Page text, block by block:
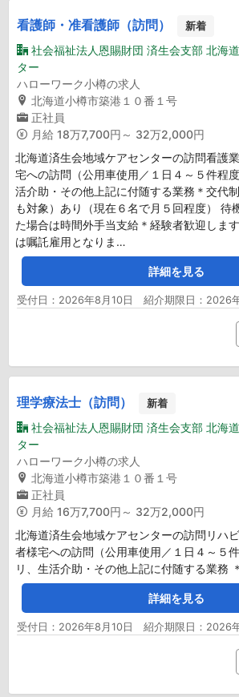
看護師・准看護師（訪問） 新着
社会福祉法人恩賜財団 済生会支部 北海
ター
ハローワーク小樽の求人
北海道小樽市築港１０番１号
正社員
月給 18万7,700円～ 32万2,000円
北海道済生会地域ケアセンターの訪問看護
宅への訪問（公用車使用／１日４～５件程
活介助・その他上記に付随する業務＊交代
も対象）あり（現在６名で月５回程度） 待
た場合は時間外手当支給＊経験者歓迎しま
は嘱託雇用となりま…
詳細を見る
受付日：2026年8月10日 紹介期限日：2026
理学療法士（訪問） 新着
社会福祉法人恩賜財団 済生会支部 北海
ター
ハローワーク小樽の求人
北海道小樽市築港１０番１号
正社員
月給 16万7,700円～ 32万2,000円
北海道済生会地域ケアセンターの訪問リハ
者様宅への訪問（公用車使用／１日４～５
リ、生活介助・その他上記に付随する業務
詳細を見る
受付日：2026年8月10日 紹介期限日：2026